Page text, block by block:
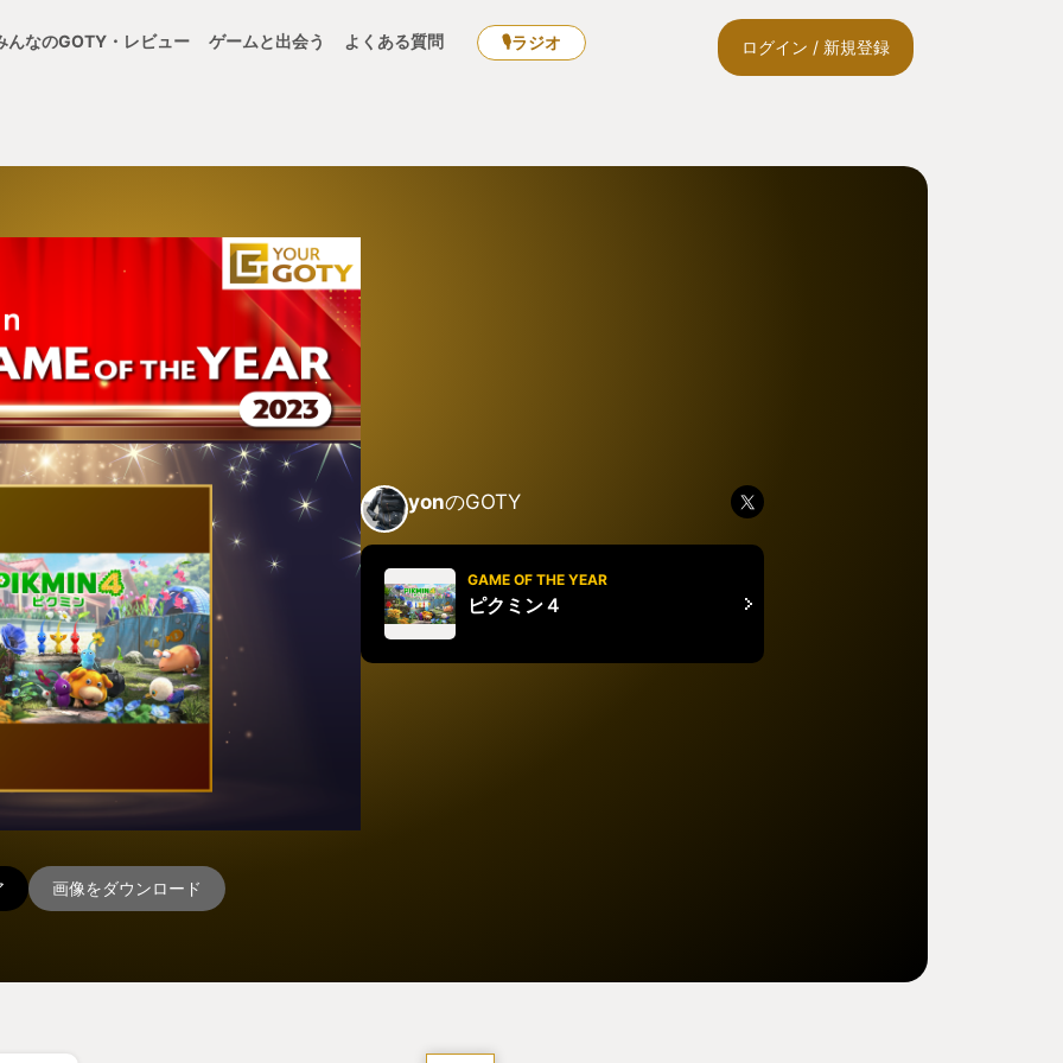
んなのGOTY・レビュー ゲームと出会う よくある質問 🎙ラジオ ログイン / 新規登録
画像をダウンロード
yonのGOTY
GAME OF THE YEAR
ピクミン４